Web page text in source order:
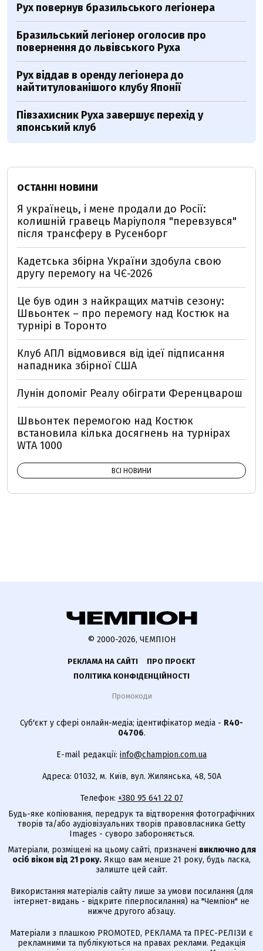
Рух повернув бразильського легіонера
Бразильський легіонер оголосив про
повернення до львівського Руха
Рух віддав в оренду легіонера до
найтитулованішого клубу Японії
Півзахисник Руха завершує перехід у
японський клуб
ОСТАННІ НОВИНИ
Я українець, і мене продали до Росії:
колишній гравець Маріуполя "перевзувся"
після трансферу в Русенборг
Кадетська збірна України здобула свою
другу перемогу на ЧЄ-2026
Це був один з найкращих матчів сезону:
Швьонтек – про перемогу над Костюк на
турнірі в Торонто
Клуб АПЛ відмовився від ідеї підписання
нападника збірної США
Лунін допоміг Реалу обіграти Ференцварош
Швьонтек перемогою над Костюк
встановила кілька досягнень на турнірах
WTA 1000
ВСІ НОВИНИ
© 2000-2026, ЧЕМПІОН
РЕКЛАМА НА САЙТІ
ПРО ПРОЄКТ
ПОЛІТИКА КОНФІДЕНЦІЙНОСТІ
Промокоди
Суб'єкт у сфері онлайн-медіа; ідентифікатор медіа - R40-
04706.
E-mail редакції: info@champion.com.ua
Адреса: 01032, м. Київ, вул. Жилянська, 48, 50А
Телефон: +380 95 641 22 07
Будь-яке копіювання, передрук та відтворення фотографічних
творів та/або аудіовізуальних творів правовласника Getty
Images - суворо забороняється.
Матеріали, розміщені на цьому сайті, призначені виключно для
осіб віком від 21 року. Якщо вам менше 21 року, будь ласка,
залиште цей сайт.
Використання матеріалів сайту лише за умови посилання (для
інтернет-видань - відкрите гіперпосилання) на "Чемпіон" не
нижче другого абзацу.
Матеріали з плашкою PROMOTED, РЕКЛАМА та ПРЕС-РЕЛІЗИ є
рекламними та публікуються на правах реклами. Редакція